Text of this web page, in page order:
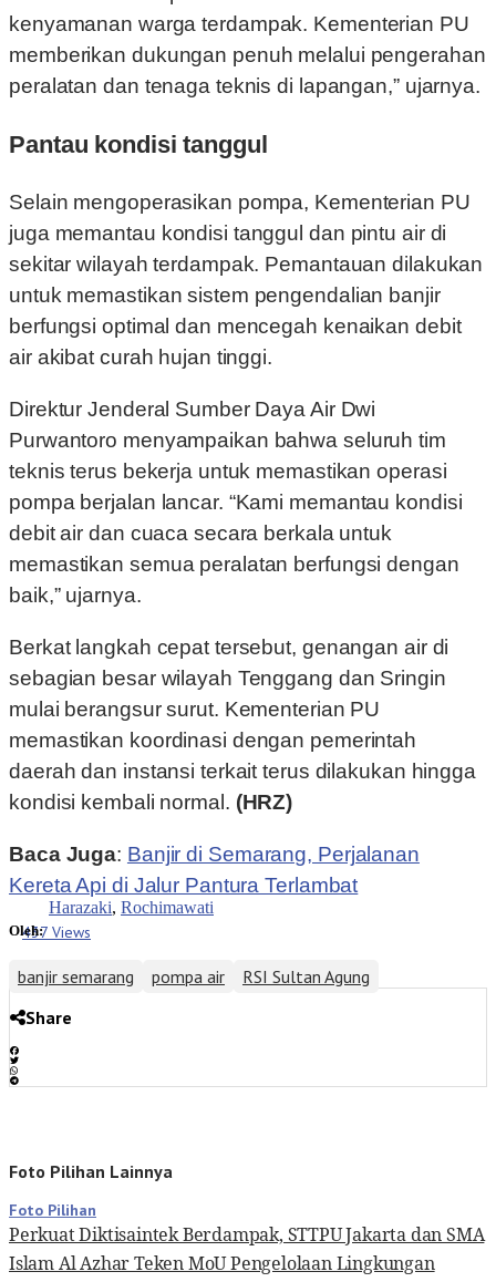
kenyamanan warga terdampak. Kementerian PU
memberikan dukungan penuh melalui pengerahan
peralatan dan tenaga teknis di lapangan,” ujarnya.
Pantau kondisi tanggul
Selain mengoperasikan pompa, Kementerian PU
juga memantau kondisi tanggul dan pintu air di
sekitar wilayah terdampak. Pemantauan dilakukan
untuk memastikan sistem pengendalian banjir
berfungsi optimal dan mencegah kenaikan debit
air akibat curah hujan tinggi.
Direktur Jenderal Sumber Daya Air Dwi
Purwantoro menyampaikan bahwa seluruh tim
teknis terus bekerja untuk memastikan operasi
pompa berjalan lancar. “Kami memantau kondisi
debit air dan cuaca secara berkala untuk
memastikan semua peralatan berfungsi dengan
baik,” ujarnya.
Berkat langkah cepat tersebut, genangan air di
sebagian besar wilayah Tenggang dan Sringin
mulai berangsur surut. Kementerian PU
memastikan koordinasi dengan pemerintah
daerah dan instansi terkait terus dilakukan hingga
kondisi kembali normal. (HRZ)
Baca Juga: Banjir di Semarang, Perjalanan
Kereta Api di Jalur Pantura Terlambat
437 Views
Oleh:
Harazaki, Rochimawati
banjir semarang pompa air
RSI Sultan Agung
Share
Foto Pilihan Lainnya
Foto Pilihan
Perkuat Diktisaintek Berdampak, STTPU Jakarta dan SMA
Islam Al Azhar Teken MoU Pengelolaan Lingkungan